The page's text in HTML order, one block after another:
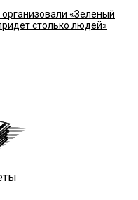
«Зеленый
столько людей»